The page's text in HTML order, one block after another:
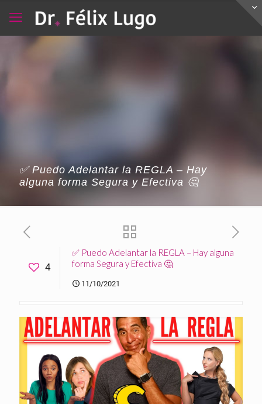
✅ Puedo Adelantar la REGLA – Hay
alguna forma Segura y Efectiva 🤔
4
✅ Puedo Adelantar la REGLA – Hay alguna
forma Segura y Efectiva 🤔
11/10/2021